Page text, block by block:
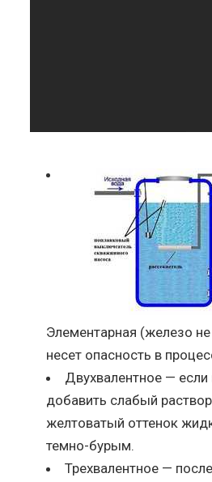
Элементарная (железо не
несет опасность в
Двухвалентное —
добавить слабый
желтоватый оттенок
темно-бурым.
Трехвалентное —